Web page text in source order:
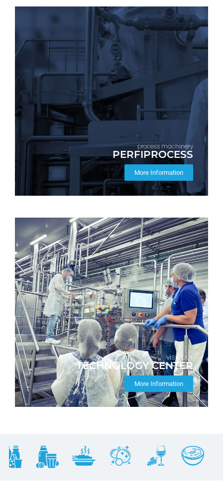
process machinery
PERFIPROCESS
More Information
visit our
TECHNOLOGY CENTER
More Information